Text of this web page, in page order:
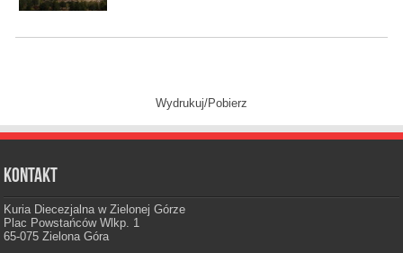
Wydrukuj/Pobierz
Kontakt
Kuria Diecezjalna w Zielonej Górze
Plac Powstańców Wlkp. 1
65-075 Zielona Góra